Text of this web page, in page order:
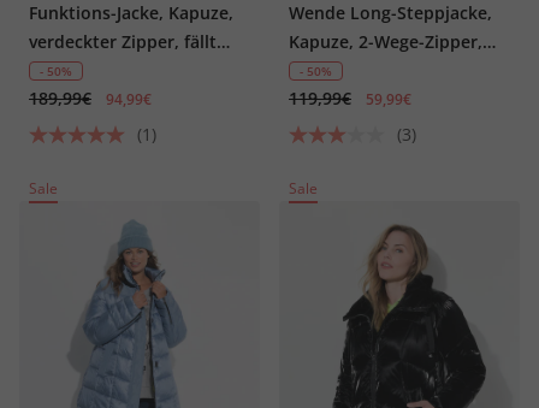
Funktions-Jacke, Kapuze,
verdeckter Zipper, fällt
kleiner aus
- 50%
189,99€ 94,99€
(1)
Wende Long-Steppjacke,
Kapuze, 2-Wege-Zipper,
Daunenoptik-Wattierung,
fällt kleiner aus
- 50%
119,99€ 59,99€
(3)
Sale Sale